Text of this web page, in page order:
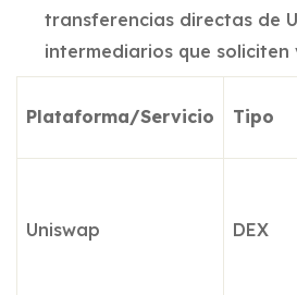
transferencias directas de
intermediarios que soliciten
Plataforma/Servicio Tipo
Uniswap DEX